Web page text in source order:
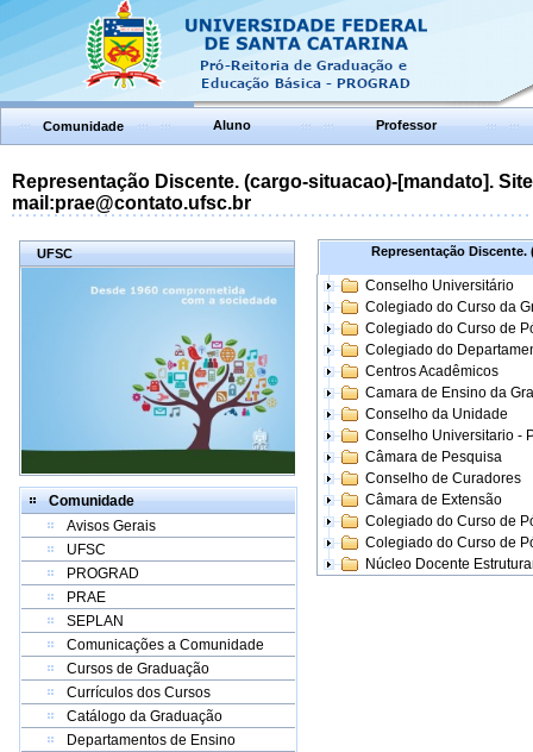
Comunidade Aluno Professor
Representação Discente. (cargo-situacao)-[mandato].
mail:prae@contato.ufsc.br
UFSC
Comunidade
Avisos Gerais
UFSC
PROGRAD
PRAE
SEPLAN
Comunicações a Comunidade
Cursos de Graduação
Currículos dos Cursos
Catálogo da Graduação
Departamentos de Ensino
Representação Discente.
Conselho Universitário
Colegiado do Curso da
Colegiado do Curso de
Colegiado do
Centros Acadêmicos
Camara de Ensino da
Conselho da Unidade
Conselho Universitario -
Câmara de Pesquisa
Conselho de Curadores
Câmara de Extensão
Colegiado do Curso de
Colegiado do Curso de
Núcleo Docente